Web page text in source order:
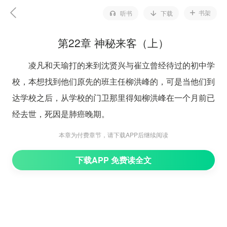
听书 下载 书架
第22章 神秘来客（上）
凌凡和天瑜打的来到沈贤兴与崔立曾经待过的初中学
校，本想找到他们原先的班主任柳洪峰的，可是当他们到
达学校之后，从学校的门卫那里得知柳洪峰在一个月前已
经去世，死因是肺癌晚期。
“什么，老大爷，你是说柳洪峰老师已经去世
这个世界不会这么巧合吧。
本章为付费章节，请下载APP后继续阅读
下载APP 免费读全文